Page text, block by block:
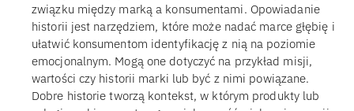
związku między marką a konsumentami. Opowiadanie
historii jest narzędziem, które może nadać marce głębię i
ułatwić konsumentom identyfikację z nią na poziomie
emocjonalnym. Mogą one dotyczyć na przykład misji,
wartości czy historii marki lub być z nimi powiązane.
Dobre historie tworzą kontekst, w którym produkty lub